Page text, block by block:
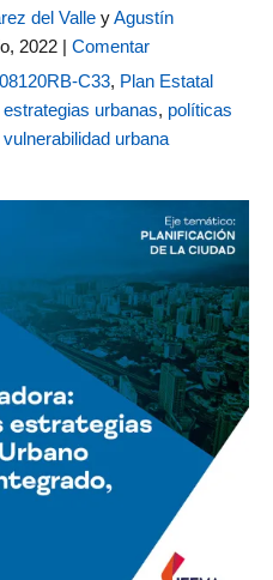
del Valle yAgustín
2022 | Comentar
C33, Plan Estatal
estrategias urbanas, políticas
vulnerabilidad urbana